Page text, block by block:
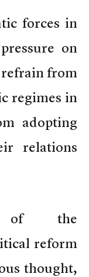
forces in
on
from
regimes in
adopting
relations
of the
reform
thought,